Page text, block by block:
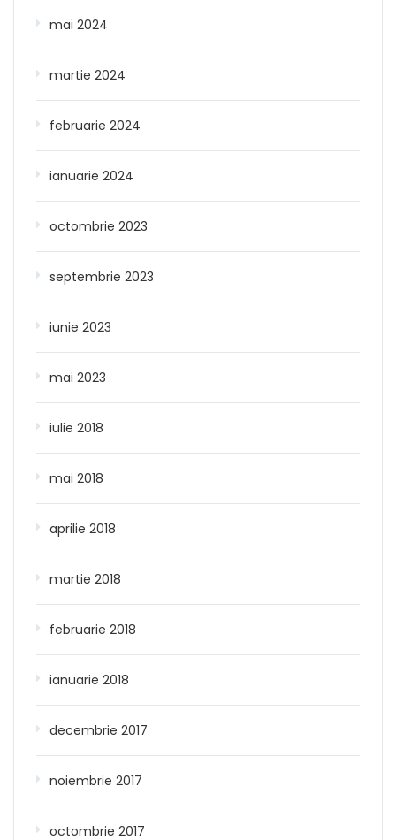
mai 2024
martie 2024
februarie 2024
ianuarie 2024
octombrie 2023
septembrie 2023
iunie 2023
mai 2023
iulie 2018
mai 2018
aprilie 2018
martie 2018
februarie 2018
ianuarie 2018
decembrie 2017
noiembrie 2017
octombrie 2017